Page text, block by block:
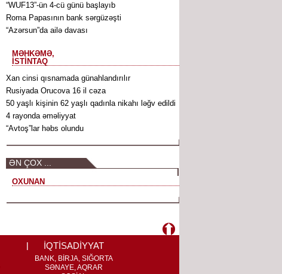
“WUF13”-ün 4-cü günü başlayıb
Roma Papasının bank sərgüzəşti
“Azərsun”da ailə davası
MƏHKƏMƏ,
İSTİNTAQ
Xan cinsi qısnamada günahlandırılır
Rusiyada Orucova 16 il cəza
50 yaşlı kişinin 62 yaşlı qadınla nikahı ləğv edildi
4 rayonda əməliyyat
“Avtoş”lar həbs olundu
ƏN ÇOX ...
OXUNAN
İQTİSADİYYAT
BANK, BİRJA, SIĞORTA
SƏNAYE, AQRAR